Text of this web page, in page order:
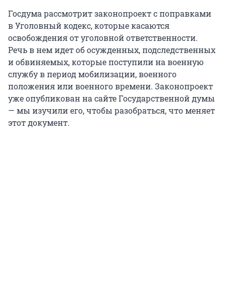
Госдума рассмотрит законопроект с поправками
в Уголовный кодекс, которые касаются
освобождения от уголовной ответственности.
Речь в нем идет об осужденных, подследственных
и обвиняемых, которые поступили на военную
службу в период мобилизации, военного
положения или военного времени. Законопроект
уже опубликован на сайте Государственной думы
— мы изучили его, чтобы разобраться, что меняет
этот документ.